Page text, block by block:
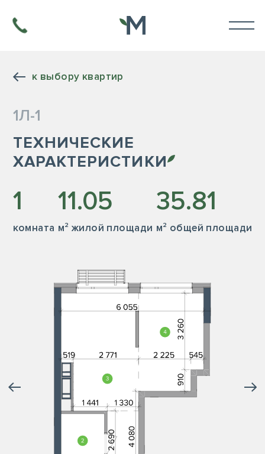
к выбору квартир
1Л-1
ТЕХНИЧЕСКИЕ
ХАРАКТЕРИСТИКИ
1
комната
11.05
м² жилой площади
35.81
м² общей площади